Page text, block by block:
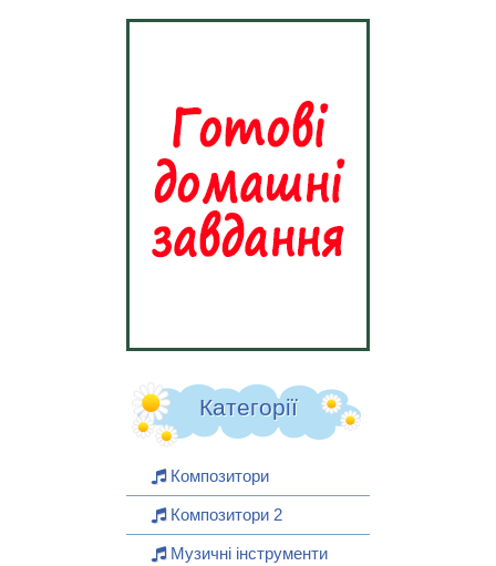
Категорії
Композитори
Композитори 2
Музичні інструменти